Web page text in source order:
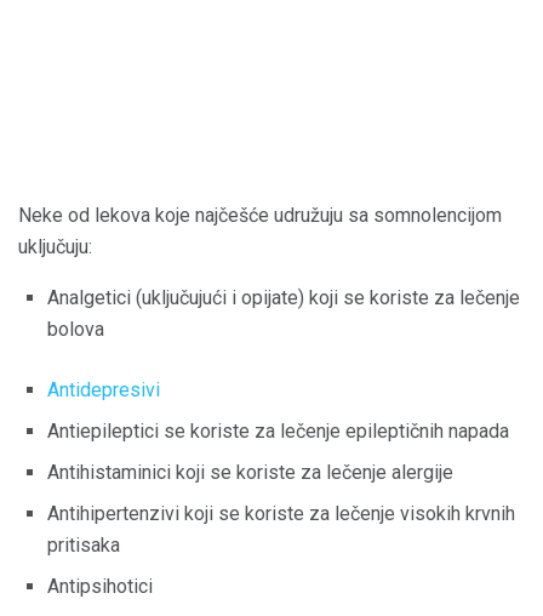
Neke od lekova koje najčešće udružuju sa somnolencijom
uključuju:
Analgetici (uključujući i opijate) koji se koriste za lečenje
bolova
Antidepresivi
Antiepileptici se koriste za lečenje epileptičnih napada
Antihistaminici koji se koriste za lečenje alergije
Antihipertenzivi koji se koriste za lečenje visokih krvnih
pritisaka
Antipsihotici